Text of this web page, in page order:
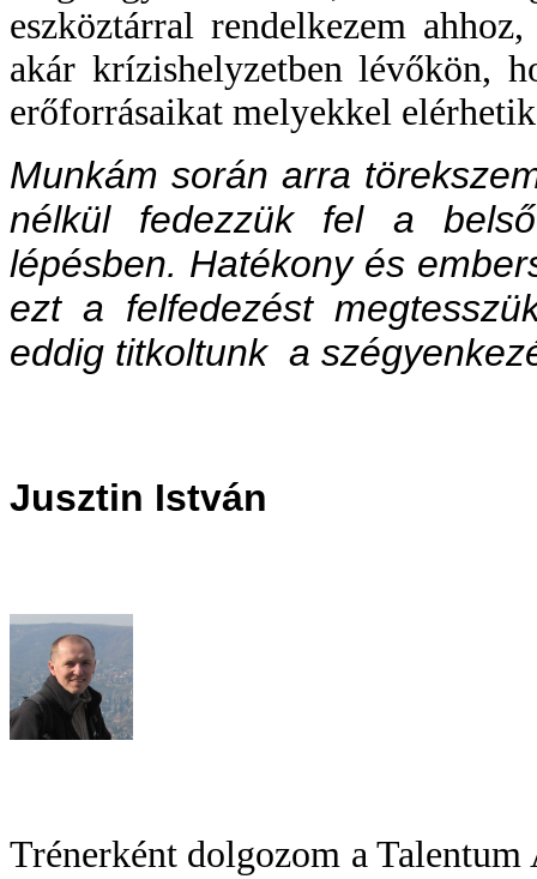
eszköztárral rendelkezem
akár krízishelyzetben lévőkön,
erőforrásaikat melyekkel
Munkám során arra
nélkül fedezzük fel a
lépésben. Hatékony és
ezt a felfedezést
eddig titkoltunk a
Jusztin István
Trénerként dolgozom a Talentum